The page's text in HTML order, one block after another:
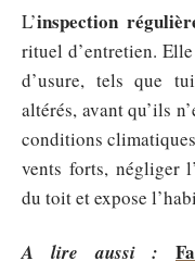
L’inspection
rituel d’entretien.
d’usure, tels que
altérés, avant qu’ils
conditions
vents forts, négliger l’
du toit et expose
A lire aussi :